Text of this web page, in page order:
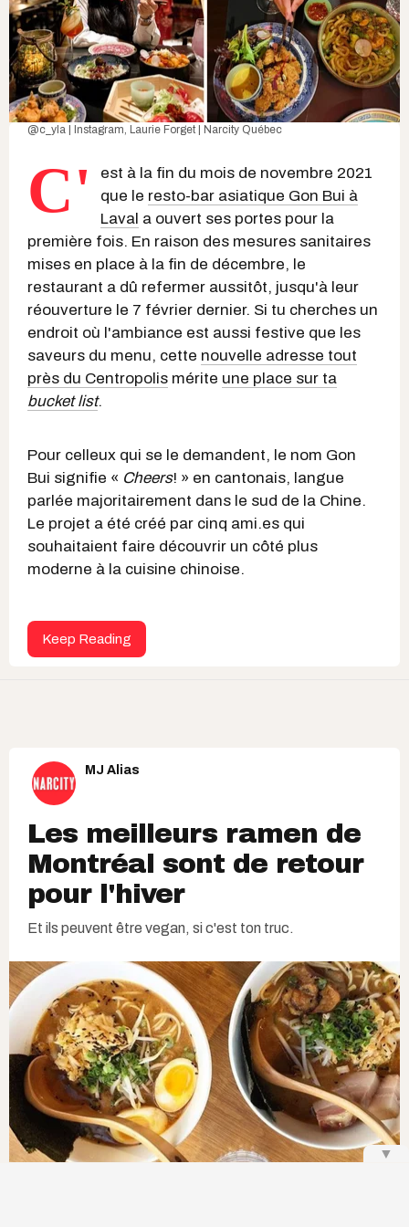
@c_yla | Instagram Laurie Forget | Narcity Québec
C'
est à la fin du mois de novembre 2021
que le resto-bar asiatique Gon Bui à
Laval a ouvert ses portes pour la
première fois. En raison des mesures sanitaires
mises en place à la fin de décembre, le
restaurant a dû refermer aussitôt, jusqu'à leur
réouverture le 7 février dernier. Si tu cherches un
endroit où l'ambiance est aussi festive que les
saveurs du menu, cette nouvelle adresse tout
près du Centropolis mérite une place sur ta
bucket list.
Pour celleux qui se le demandent, le nom Gon
Bui signifie « Cheers! » en cantonais, langue
parlée majoritairement dans le sud de la Chine.
Le projet a été créé par cinq ami.es qui
souhaitaient faire découvrir un côté plus
moderne à la cuisine chinoise.
Keep Reading
MJ Alias
Les meilleurs ramen de
Montréal sont de retour
pour l'hiver
Et ils peuvent être vegan, si c'est ton truc.
▼